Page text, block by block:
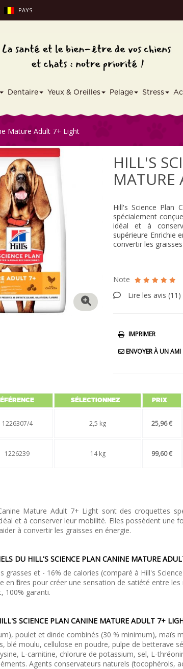
PAYS
Dentaire Yeux & Oreilles Pelage Stress
Mature Adult 7+ Light
HILL'S
MATURE
Hill's Science Plan
spécialement
idéal et à
supérieure Enrichie
convertir les
Note
Lire les avis (11 )
IMPRIMER
ENVOYER À UN AMI
SÉLECTIONNEZ PRIX
1226307/4 2,5 kg 25,96 €
1226239 14 kg 99,60 €
Mature Adult 7+ Light sont des croquettes
et à conserver leur mobilité. Elles possèdent une
à convertir les graisses en énergie.
DU HILL'S SCIENCE PLAN CANINE MATURE
grasses et - 16% de calories (comparé à Hill's
en fibres pour créer une sensation de satiété entre les
100% garanti.
SCIENCE PLAN CANINE MATURE ADULT 7+
poulet et dinde combinés (30 % minimum), maïs
blé moulu, cellulose en poudre, pulpe de betterave
L-carnitine, chlorure de potassium, sel, L-
Agents conservateurs naturels (tocophérols,